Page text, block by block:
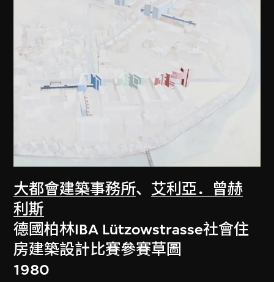
大都會建築事務所、 艾利亞．曾赫
利斯
德國柏林IBA Lützowstrasse社會住
房建築設計比賽參賽草圖
1980